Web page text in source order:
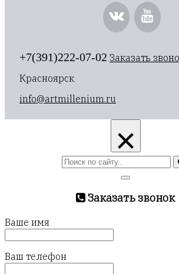
+7(391)222-07-02 Заказать
Красноярск
info@artmillenium.ru
×
Заказать звонок
Ваше имя
Ваш телефон